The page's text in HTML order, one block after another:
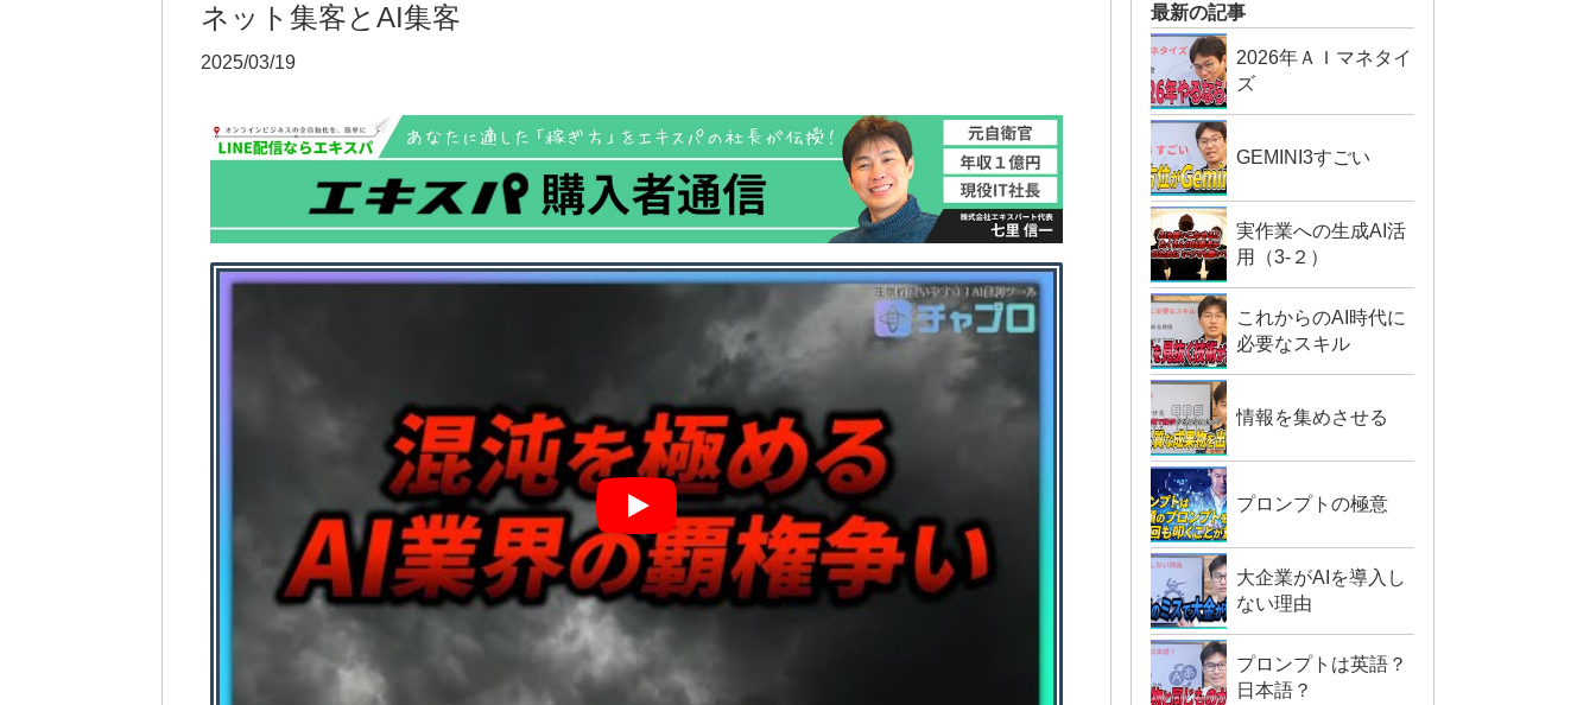
ネット集客とAI集客
2025/03/19
最新の記事
2026年ＡＩマネタイ
ズ
GEMINI3すごい
実作業への生成AI活
用（3-２）
これからのAI時代に
必要なスキル
情報を集めさせる
プロンプトの極意
大企業がAIを導入し
ない理由
プロンプトは英語？
日本語？